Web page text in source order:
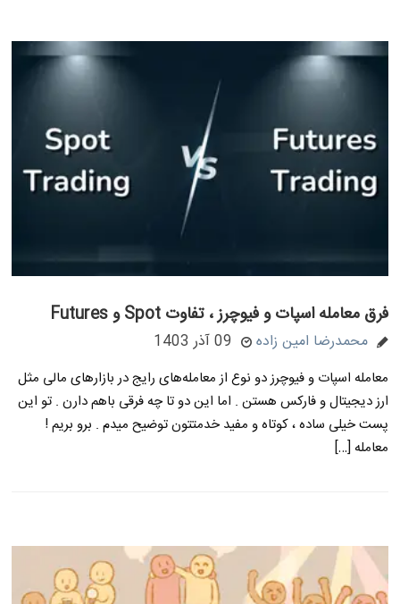
فرق معامله اسپات و فیوچرز ، تفاوت Spot و Futures
محمدرضا امین زاده 09 آذر 1403
معامله اسپات و فیوچرز دو نوع از معامله‌های رایج در بازارهای مالی مثل
ارز دیجیتال و فارکس هستن . اما این دو تا چه فرقی باهم دارن . تو این
پست خیلی ساده ، کوتاه و مفید خدمتتون توضیح میدم . برو بریم !
معامله […]